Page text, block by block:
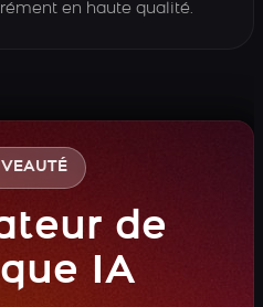
en haute qualité.
de
IA